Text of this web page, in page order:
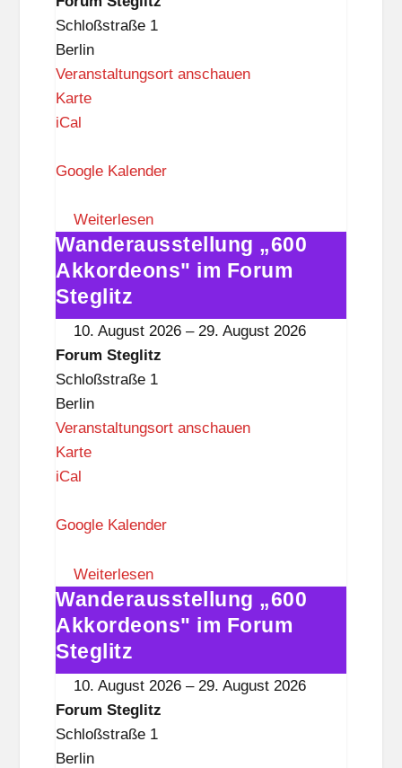
t
z
Steglitz
Schloßstraße 1
Berlin
Veranstaltungsort anschauen
KarteF
u
S
t
e
g
l
i
t
z
iCal
Google Kalender
Weiterlesen
Wanderausstellung
„600
Akkordeons"
im
Forum
Steglitz
Wanderausstellung „600
Akkordeons" im Forum
Steglitz
10. August 2026 –29. August 2026
Forum Steglitz
Schloßstraße 1
Berlin
Veranstaltungsort anschauen
KarteF
u
S
t
e
g
l
i
t
z
iCal
Google Kalender
Weiterlesen
Wanderausstellung
„600
Akkordeons"
im
Forum
Steglitz
Wanderausstellung „600
Akkordeons" im Forum
Steglitz
10. August 2026 – 29. August 2026
Forum Steglitz
Schloßstraße 1
Berlin